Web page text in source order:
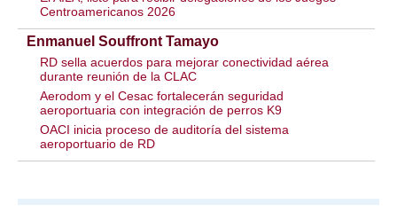
Centroamericanos 2026
Enmanuel Souffront Tamayo
RD sella acuerdos para mejorar conectividad aérea
durante reunión de la CLAC
Aerodom y el Cesac fortalecerán seguridad
aeroportuaria con integración de perros K9
OACI inicia proceso de auditoría del sistema
aeroportuario de RD